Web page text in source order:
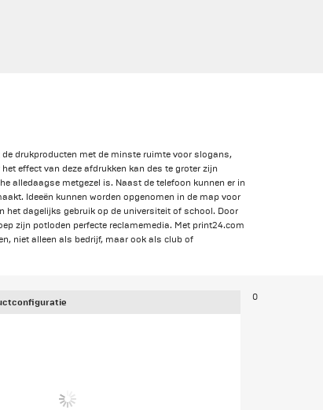
drukproducten met de minste ruimte voor slogans,
effect van deze afdrukken kan des te groter zijn
alledaagse metgezel is. Naast de telefoon kunnen er in
Ideeën kunnen worden opgenomen in de map voor
het dagelijks gebruik op de universiteit of school. Door
zijn potloden perfecte reclamemedia. Met print24.com
niet alleen als bedrijf, maar ook als club of
0